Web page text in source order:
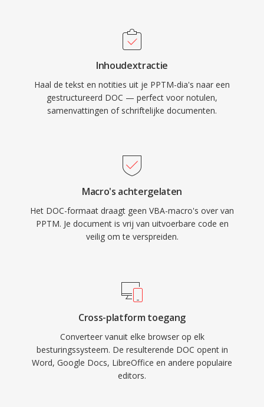
Inhoudextractie
Haal de tekst en notities uit je PPTM-dia's naar een
gestructureerd DOC — perfect voor notulen,
samenvattingen of schriftelijke documenten.
Macro's achtergelaten
Het DOC-formaat draagt geen VBA-macro's over van
PPTM. Je document is vrij van uitvoerbare code en
veilig om te verspreiden.
Cross-platform toegang
Converteer vanuit elke browser op elk
besturingssysteem. De resulterende DOC opent in
Word, Google Docs, LibreOffice en andere populaire
editors.